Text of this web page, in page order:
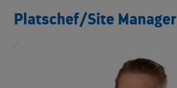
Platschef/Site Manager